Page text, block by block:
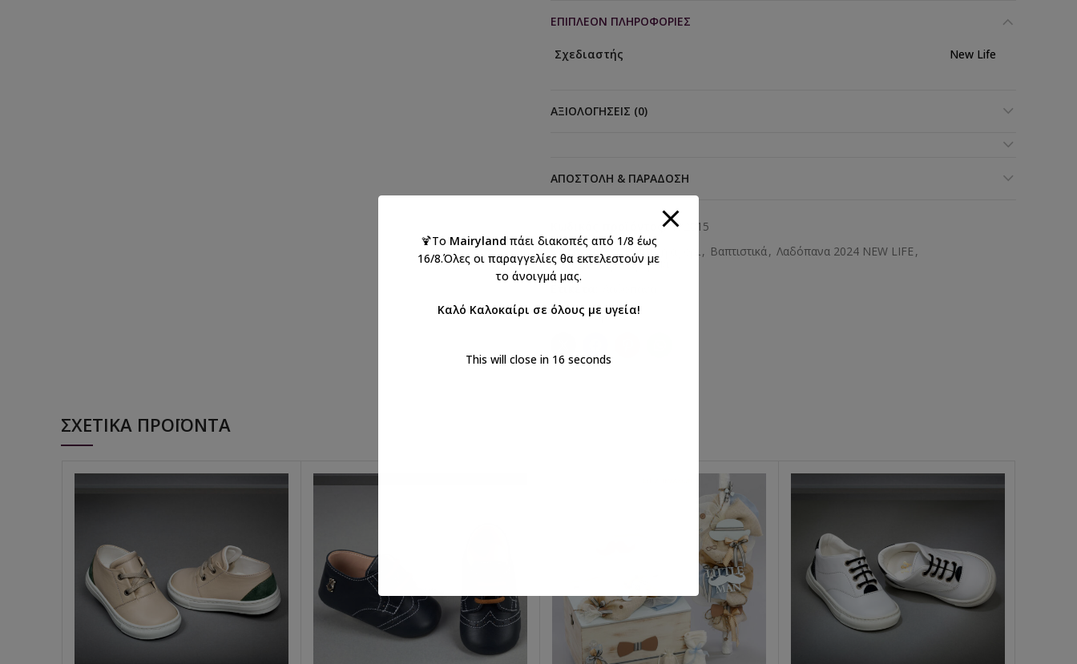
ΕΠΙΠΛΈΟΝ ΠΛΗΡΟΦΟΡΊΕΣ
Σχεδιαστής New Life
ΑΞΙΟΛΟΓΉΣΕΙΣ (0)
ΑΠΟΣΤΟΛΉ & ΠΑΡΆΔΟΣΗ
Κωδικός προϊόντος:132815
Κατηγορίες:
Βάπτιση αγόρι, Βαπτιστικά, Λαδόπανα 2024 NEW LIFE,
Λαδόπανα για αγοράκι
Κοινοποιήστε:
ΣΧΕΤΙΚΆ ΠΡΟΪΌΝΤΑ
🍹Το Mairyland πάει διακοπές από 1/8 έως
16/8.Όλες οι παραγγελίες θα εκτελεστούν με
το άνοιγμά μας.
Καλό Καλοκαίρι σε όλους με υγεία!
This will close in 16 seconds